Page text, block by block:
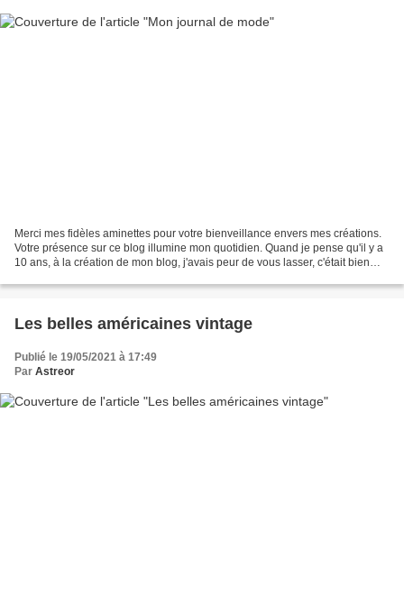
Merci mes fidèles aminettes pour votre bienveillance envers mes créations.
Votre présence sur ce blog illumine mon quotidien. Quand je pense qu'il y a
10 ans, à la création de mon blog, j'avais peur de vous lasser, c'était bien
Les belles américaines vintage
Publié le 19/05/2021 à 17:49
Par Astreor